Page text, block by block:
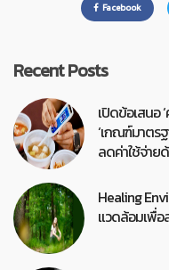
Facebook
Recent Posts
เปิดข้อเสนอ
‘เกณฑ์มาตร
ลดค่าใช้จ่าย
Healing
แวดล้อมเพื่อ